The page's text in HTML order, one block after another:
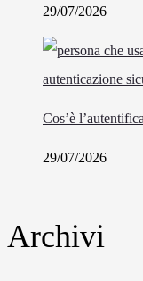
29/07/2026
Cos’è
29/07/2026
Archivi